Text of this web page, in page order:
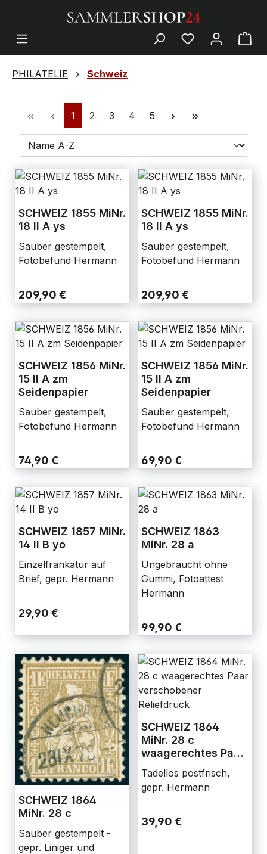
PHILATELIE Schweiz
1 2 3 4 5
SCHWEIZ 1855 MiNr.
18 II A ys
Sauber gestempelt,
Fotobefund Hermann
209,90 €
SCHWEIZ 1855 MiNr.
18 II A ys
Sauber gestempelt,
Fotobefund Hermann
209,90 €
SCHWEIZ 1856 MiNr.
15 II A zm
Seidenpapier
Sauber gestempelt,
Fotobefund Hermann
74,90 €
SCHWEIZ 1856 MiNr.
15 II A zm
Seidenpapier
Sauber gestempelt,
Fotobefund Hermann
69,90 €
SCHWEIZ 1857 MiNr.
14 II B yo
Einzelfrankatur auf
Brief, gepr. Hermann
29,90 €
SCHWEIZ 1863
MiNr. 28 a
Ungebraucht ohne
Gummi, Fotoattest
Hermann
99,90 €
SCHWEIZ 1864
MiNr. 28 c
Sauber gestempelt -
gepr. Liniger und
SCHWEIZ 1864
MiNr. 28 c
waagerechtes Paar
Reliefdruck
Tadellos postfrisch,
gepr. Hermann
39,90 €